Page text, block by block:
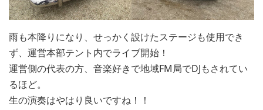
雨も本降りになり、せっかく設けたステージも使用でき
ず、運営本部テント内でライブ開始！
運営側の代表の方、音楽好きで地域FM局でDJもされてい
るほど。
生の演奏はやはり良いですね！！